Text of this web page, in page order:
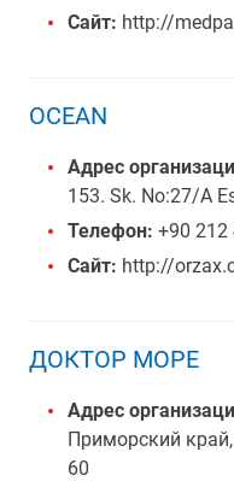
Сайт: http://
OCEAN
Адрес
153. Sk. No:27/A
Телефон: +90 212
Сайт: http://
ДОКТОР МОРЕ
Адрес
Приморский край,
60